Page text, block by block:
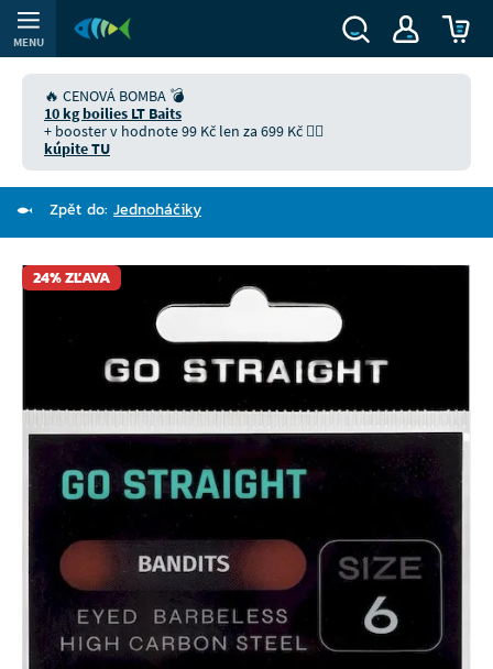
MENU
🔥 CENOVÁ BOMBA 💣
10 kg boilies LT Baits
+ booster v hodnote 99 Kč len za 699 Kč 👉🏻
kúpite TU
Zpět do: Jednoháčiky
24% ZĽAVA